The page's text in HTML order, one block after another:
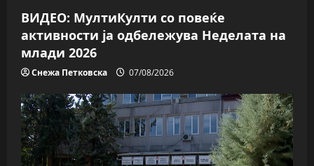
ВИДЕО: МултиКулти со повеќе
активности ја одбележува Неделата на
млади 2026
Снежа Петковска 07/08/2026